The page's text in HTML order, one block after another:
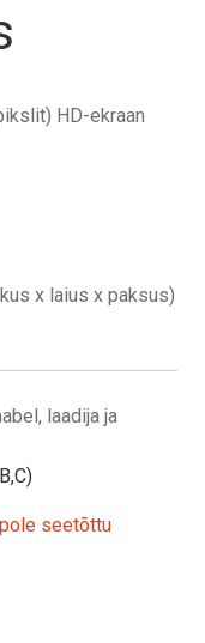
HD-ekraan
x laius x paksus)
laadija ja
seetõttu